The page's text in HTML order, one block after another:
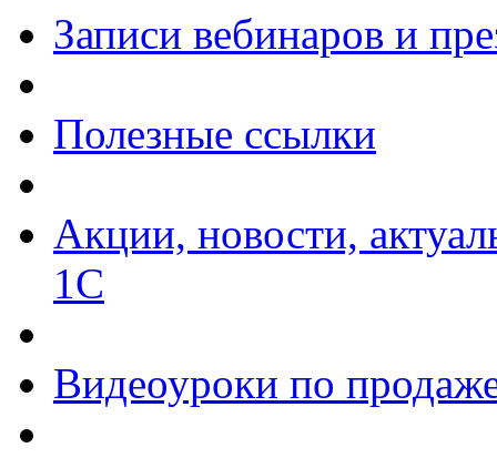
Записи вебинаров и
Полезные ссылки
Акции, новости,
1С
Видеоуроки по